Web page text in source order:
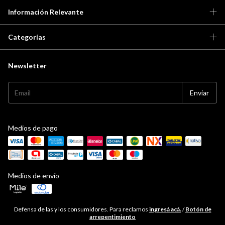
Información Relevante
Categorías
Newsletter
Medios de pago
Medios de envío
Defensa de las y los consumidores. Para reclamos ingresá acá./ Botón de
arrepentimiento